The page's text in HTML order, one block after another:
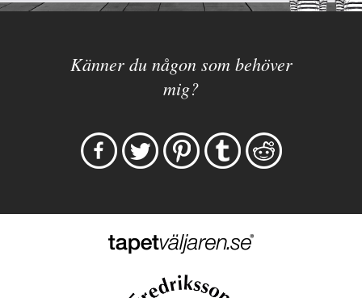
Känner du någon som behöver
mig?